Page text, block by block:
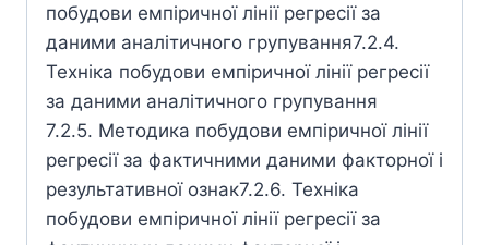
побудови емпіричної лінії регресії за
даними аналітичного групування7.2.4.
Техніка побудови емпіричної лінії регресії
за даними аналітичного групування
7.2.5. Методика побудови емпіричної лінії
регресії за фактичними даними факторної і
результативної ознак7.2.6. Техніка
побудови емпіричної лінії регресії за